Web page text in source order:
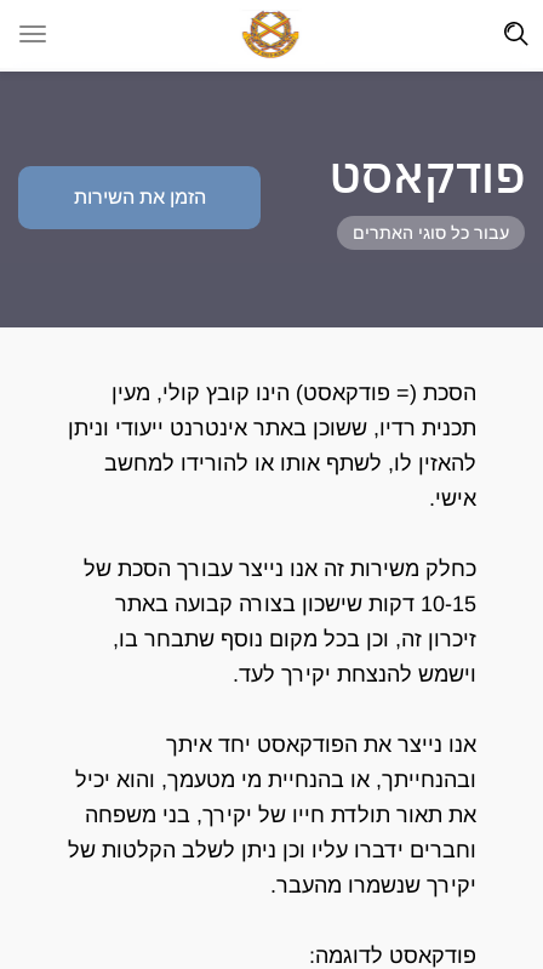
פודקאסט
עבור כל סוגי האתרים
הזמן את השירות
הסכת (= פודקאסט) הינו קובץ קולי, מעין
תכנית רדיו, ששוכן באתר אינטרנט ייעודי וניתן
להאזין לו, לשתף אותו או להורידו למחשב
אישי.
כחלק משירות זה אנו נייצר עבורך הסכת של
10-15 דקות שישכון בצורה קבועה באתר
זיכרון זה, וכן בכל מקום נוסף שתבחר בו,
וישמש להנצחת יקירך לעד.
אנו נייצר את הפודקאסט יחד איתך
ובהנחייתך, או בהנחיית מי מטעמך, והוא יכיל
את תאור תולדת חייו של יקירך, בני משפחה
וחברים ידברו עליו וכן ניתן לשלב הקלטות של
יקירך שנשמרו מהעבר.
פודקאסט לדוגמה: